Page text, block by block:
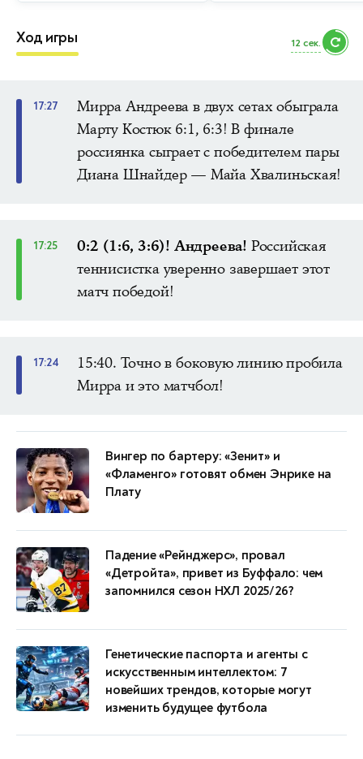
Ход игры 11 сек.
17:27
Мирра Андреева в двух сетах обыграла
Марту Костюк 6:1, 6:3! В финале
россиянка сыграет с победителем пары
Диана Шнайдер — Майа Хвалиньская!
17:25 0:2 (1:6, 3:6)! Андреева! Российская
теннисистка уверенно завершает этот
матч победой!
17:24
15:40. Точно в боковую линию пробила
Мирра и это матчбол!
Вингер по бартеру: «Зенит» и
«Фламенго» готовят обмен Энрике на
Плату
Падение «Рейнджерс», провал
«Детройта», привет из Буффало: чем
запомнился сезон НХЛ 2025/26?
Генетические паспорта и агенты с
искусственным интеллектом: 7
новейших трендов, которые могут
изменить будущее футбола